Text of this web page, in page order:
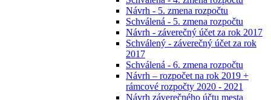
Návrh - 5. zmena rozpočtu
Schválená - 5. zmena rozpočtu
Návrh - záverečný účet za rok 2017
Schválený - záverečný účet za rok
2017
Schválená - 6. zmena rozpočtu
Návrh – rozpočet na rok 2019 +
rámcové rozpočty 2020 - 2021
Návrh záverečného účtu mesta